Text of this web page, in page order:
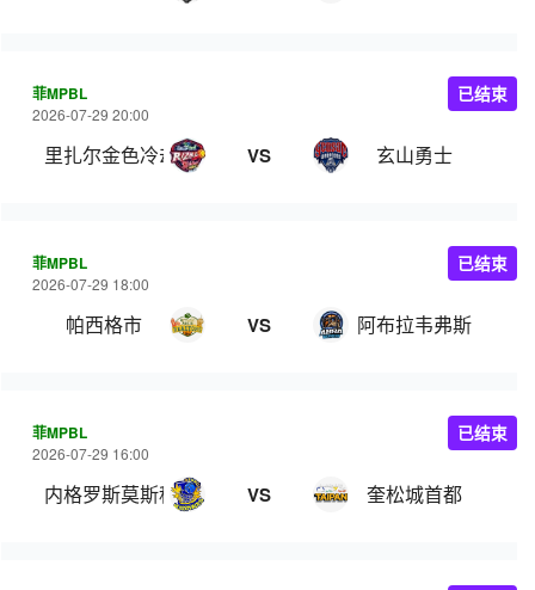
菲MPBL
2026-07-29 20:00
里扎尔金色冷却器 VS 玄山勇士
已结束
菲MPBL
2026-07-29 18:00
帕西格市 VS 阿布拉韦弗斯
已结束
菲MPBL
2026-07-29 16:00
内格罗斯莫斯科瓦多斯 VS 奎松城首都
已结束